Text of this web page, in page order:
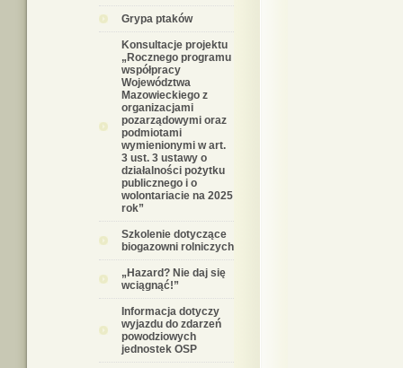
Grypa ptaków
Konsultacje projektu
„Rocznego programu
współpracy
Województwa
Mazowieckiego z
organizacjami
pozarządowymi oraz
podmiotami
wymienionymi w art.
3 ust. 3 ustawy o
działalności pożytku
publicznego i o
wolontariacie na 2025
rok”
Szkolenie dotyczące
biogazowni rolniczych
„Hazard? Nie daj się
wciągnąć!”
Informacja dotyczy
wyjazdu do zdarzeń
powodziowych
jednostek OSP